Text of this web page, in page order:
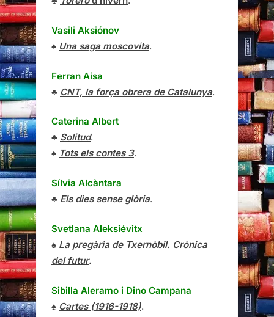
Vasili Aksiónov
♠ Una saga moscovita.
Ferran Aisa
♣ CNT, la força obrera de Catalunya.
Caterina Albert
♣ Solitud.
♠ Tots els contes 3.
Sílvia Alcàntara
♣ Els dies sense glòria.
Svetlana Aleksiévitx
♠ La pregària de Txernòbil. Crònica
del futur.
Sibilla Aleramo i Dino Campana
♠ Cartes (1916-1918).